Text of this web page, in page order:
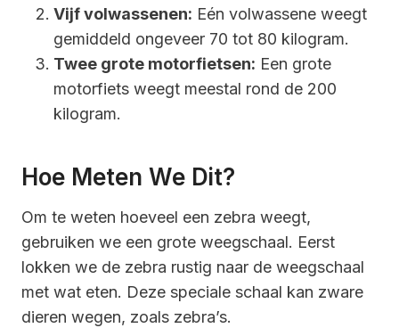
Vijf volwassenen: Eén volwassene weegt
gemiddeld ongeveer 70 tot 80 kilogram.
Twee grote motorfietsen: Een grote
motorfiets weegt meestal rond de 200
kilogram.
Hoe Meten We Dit?
Om te weten hoeveel een zebra weegt,
gebruiken we een grote weegschaal. Eerst
lokken we de zebra rustig naar de weegschaal
met wat eten. Deze speciale schaal kan zware
dieren wegen, zoals zebra’s.